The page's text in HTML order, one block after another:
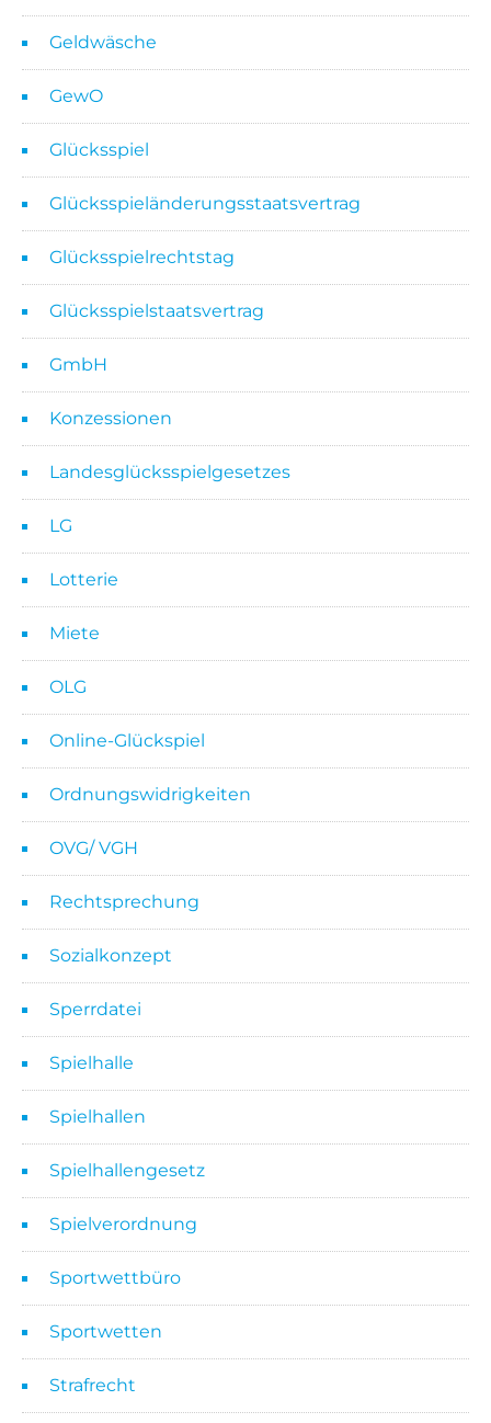
Geldwäsche
GewO
Glücksspiel
Glücksspieländerungsstaatsvertrag
Glücksspielrechtstag
Glücksspielstaatsvertrag
GmbH
Konzessionen
Landesglücksspielgesetzes
LG
Lotterie
Miete
OLG
Online-Glückspiel
Ordnungswidrigkeiten
OVG/ VGH
Rechtsprechung
Sozialkonzept
Sperrdatei
Spielhalle
Spielhallen
Spielhallengesetz
Spielverordnung
Sportwettbüro
Sportwetten
Strafrecht